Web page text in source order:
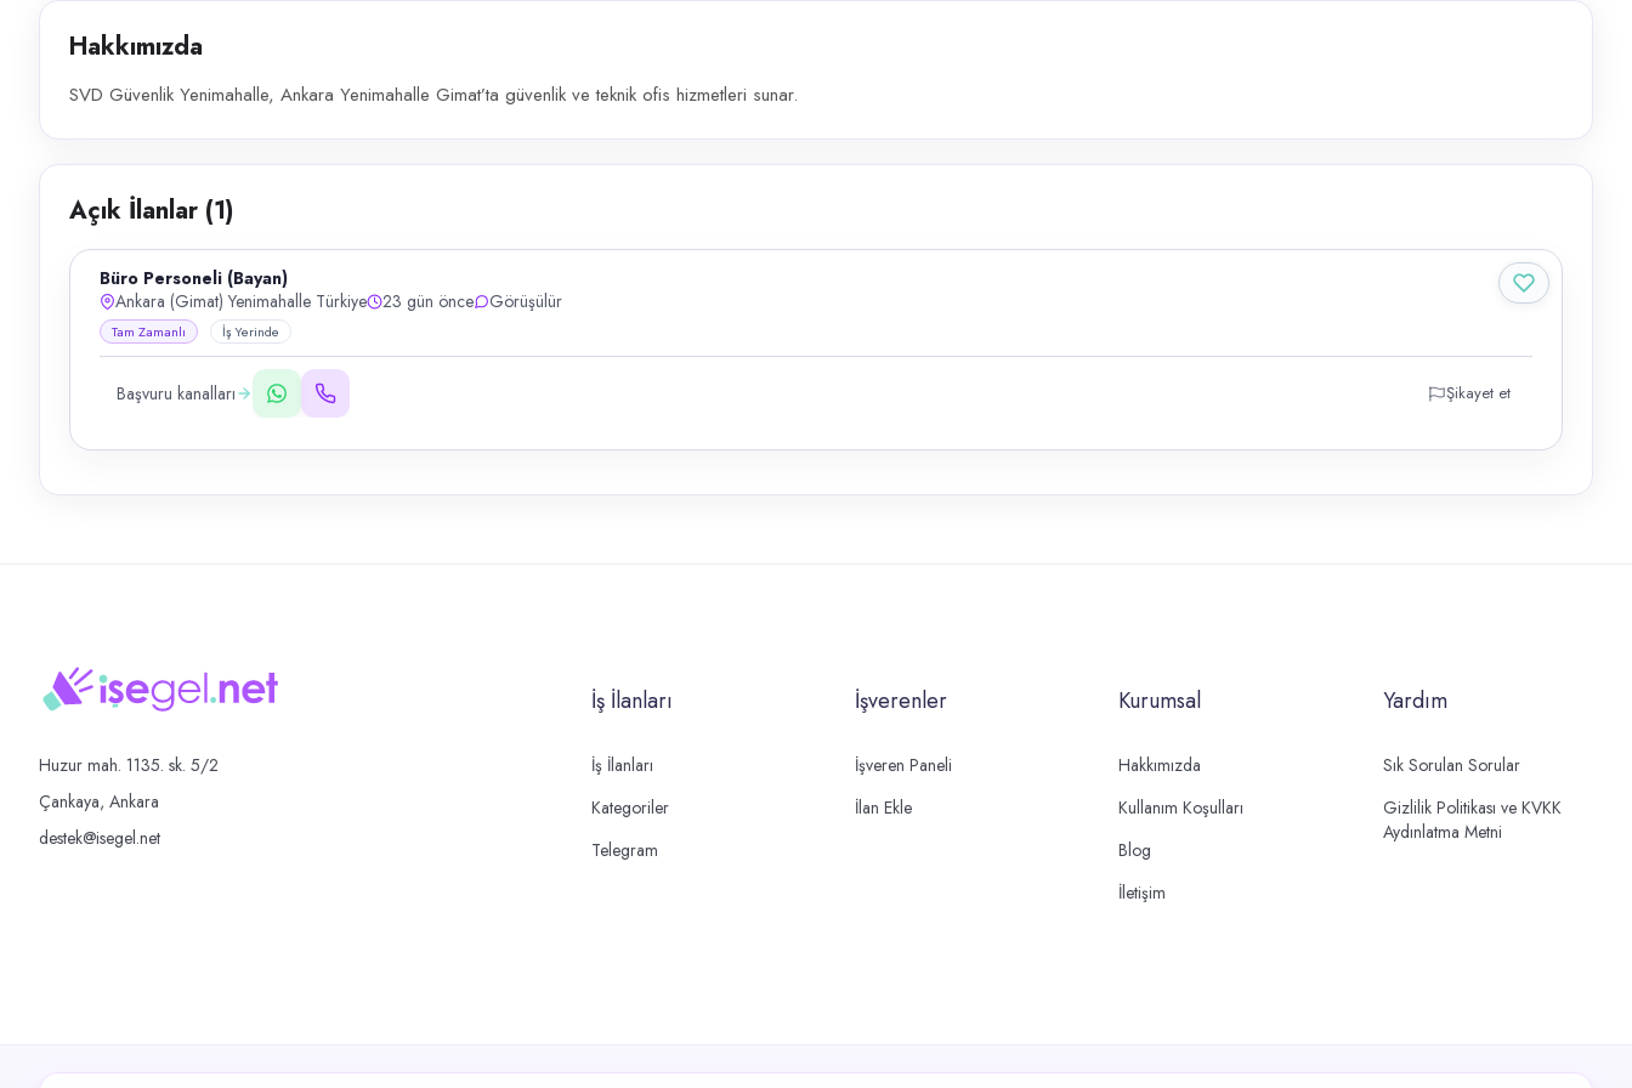
Hakkımızda
SVD Güvenlik Yenimahalle, Ankara Yenimahalle Gimat’ta güvenlik ve teknik ofis hizmetleri sunar.
Açık İlanlar (1)
Büro Personeli (Bayan)
Ankara (Gimat) Yenimahalle Türkiye
23 gün önce Görüşülür
Tam Zamanlı İş Yerinde
Başvuru kanalları Şikayet et
Huzur mah. 1135. sk. 5/2
Çankaya, Ankara
destek@isegel.net
İş İlanları
İş İlanları
Kategoriler
Telegram
İşverenler
İşveren Paneli
İlan Ekle
Kurumsal
Hakkımızda
Kullanım Koşulları
Blog
İletişim
Yardım
Sık Sorulan Sorular
Gizlilik Politikası ve KVKK
Aydınlatma Metni